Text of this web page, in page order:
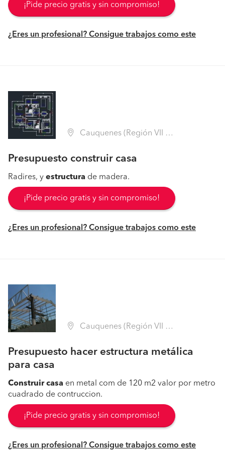
¡Pide precio gratis y sin compromiso!
¿Eres un profesional? Consigue trabajos como este
Cauquenes (Región VII Maule - Cauquenes)
Presupuesto construir casa
Radires, y estructura de madera.
¡Pide precio gratis y sin compromiso!
¿Eres un profesional? Consigue trabajos como este
Cauquenes (Región VII Maule - Cauquenes)
Presupuesto hacer estructura metálica
para casa
Construir casa en metal com de 120 m2 valor por metro
cuadrado de contruccion.
¡Pide precio gratis y sin compromiso!
¿Eres un profesional? Consigue trabajos como este